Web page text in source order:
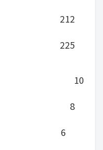
212
225
10
8
6